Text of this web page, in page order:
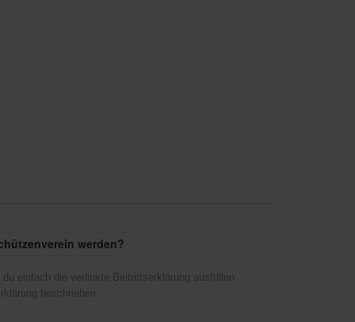
werden?
einfach die verlinkte Beitrittserklärung ausfüllen
beschrieben.